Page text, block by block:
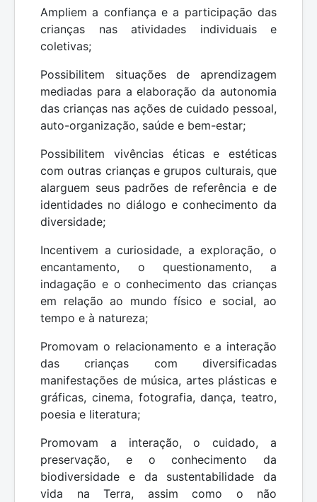
Ampliem a confiança e a participação das
crianças nas atividades individuais e
coletivas;
Possibilitem situações de aprendizagem
mediadas para a elaboração da autonomia
das crianças nas ações de cuidado pessoal,
auto-organização, saúde e bem-estar;
Possibilitem vivências éticas e estéticas
com outras crianças e grupos culturais, que
alarguem seus padrões de referência e de
identidades no diálogo e conhecimento da
diversidade;
Incentivem a curiosidade, a exploração, o
encantamento, o questionamento, a
indagação e o conhecimento das crianças
em relação ao mundo físico e social, ao
tempo e à natureza;
Promovam o relacionamento e a interação
das crianças com diversificadas
manifestações de música, artes plásticas e
gráficas, cinema, fotografia, dança, teatro,
poesia e literatura;
Promovam a interação, o cuidado, a
preservação, e o conhecimento da
biodiversidade e da sustentabilidade da
vida na Terra, assim como o não